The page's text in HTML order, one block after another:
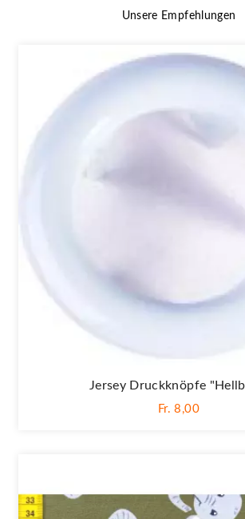
Unsere Empfehlungen
Jersey Druckknöpfe
Fr. 8,00